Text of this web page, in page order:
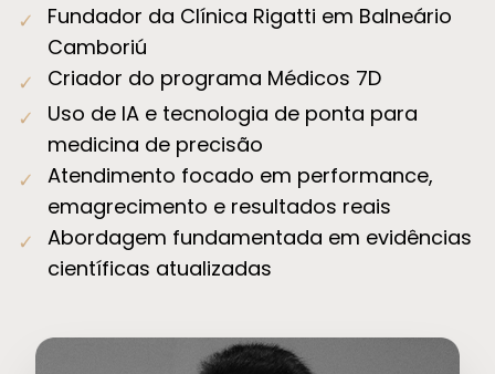
✓
Fundador da Clínica Rigatti em Balneário
Camboriú
✓
Criador do programa Médicos 7D
✓
Uso de IA e tecnologia de ponta para
medicina de precisão
✓ Atendimento focado em performance,
emagrecimento e resultados reais
✓ Abordagem fundamentada em evidências
científicas atualizadas